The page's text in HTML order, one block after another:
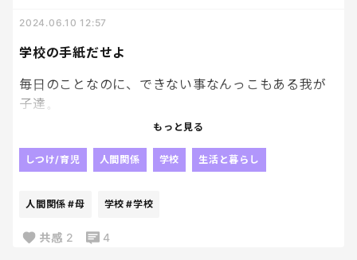
学校の手紙だせよ
2024.06.10 12:57
毎日のことなのに、できない事なんっこもある我が
子達。
それだけ
出すの遅いし、出さないでランドセルの奥でちっち
手紙って地味にいろいろ大事な事書いてあるから、
もっと見る
しつけ/育児 人間関係 学校 生活と暮らし
人間関係 #母 学校 #学校
共感 2 4